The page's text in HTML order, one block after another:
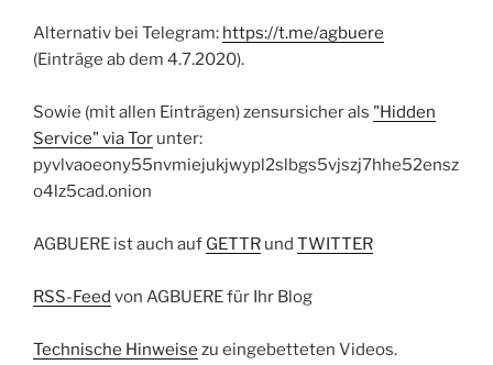
Alternativ bei Telegram: https://t.me/agbuere
(Einträge ab dem 4.7.2020).
Sowie (mit allen Einträgen) zensursicher als "Hidden
Service" via Tor unter:
pyvlvaoeony55nvmiejukjwypl2slbgs5vjszj7hhe52ensz
o4lz5cad.onion
AGBUERE ist auch auf GETTR und TWITTER
RSS-Feed von AGBUERE für Ihr Blog
Technische Hinweise zu eingebetteten Videos.